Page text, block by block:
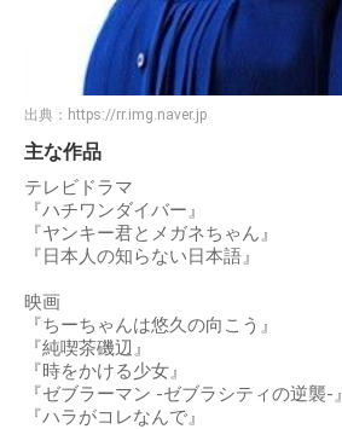
出典： https://rr.img.naver.jp
主な作品
テレビドラマ
『ハチワンダイバー』
『ヤンキー君とメガネちゃん』
『日本人の知らない日本語』
映画
『ちーちゃんは悠久の向こう』
『純喫茶磯辺』
『時をかける少女』
『ゼブラーマン -ゼブラシティの逆襲-』
『ハラがコレなんで』